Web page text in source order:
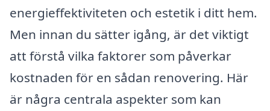
energieffektiviteten och estetik i ditt hem.
Men innan du sätter igång, är det viktigt
att förstå vilka faktorer som påverkar
kostnaden för en sådan renovering. Här
är några centrala aspekter som kan